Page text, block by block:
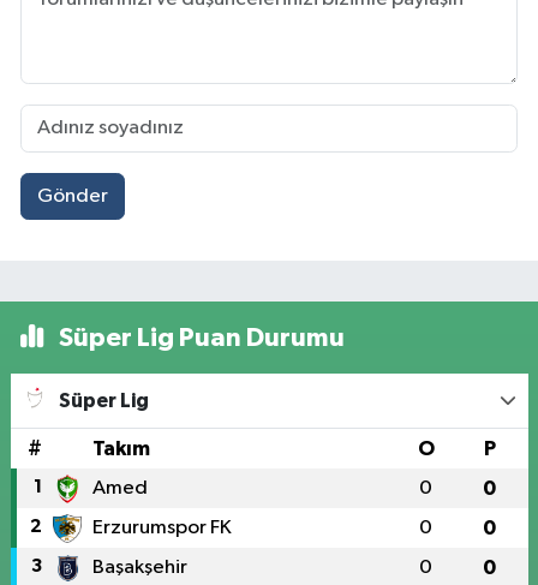
Gönder
Süper Lig Puan Durumu
Süper Lig
# Takım O P
1 Amed 0 0
2 Erzurumspor FK 0 0
3 Başakşehir 0 0